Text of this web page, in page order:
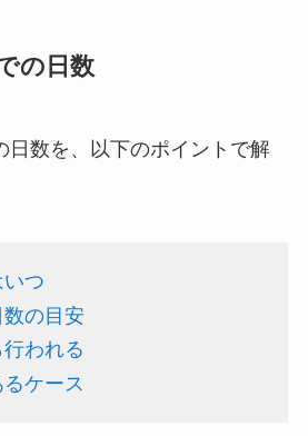
の日数
日数を、以下のポイントで解
つ
の目安
われる
ケース